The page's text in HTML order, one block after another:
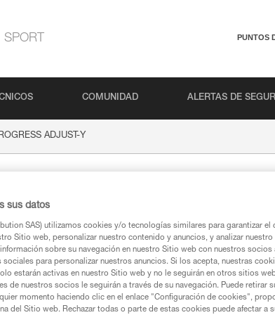
SPORT PUNTOS
COMUNIDAD ALERTAS DE
ADJUST-Y
Y
sus datos
SAS) utilizamos cookies y/o tecnologías similares para garantizar el
Sitio web, personalizar nuestro contenido y anuncios, y analizar
sobre su navegación en nuestro Sitio web con nuestros socios
para personalizar nuestros anuncios. Si los acepta, nuestras
estarán activas en nuestro Sitio web y no le seguirán en otros sitios
de nuestros socios le seguirán a través de su navegación. Puede retirar
momento haciendo clic en el enlace "Configuración de cookies",
del Sitio web. Rechazar todas o parte de estas cookies puede afectar a